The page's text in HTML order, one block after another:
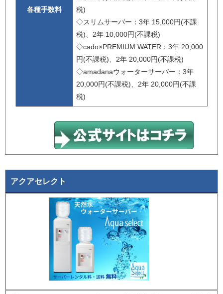
各種手数料
税)
◇スリムサーバー：3年 15,000円(不課
税)、2年 10,000円(不課税)
◇cado×PREMIUM WATER：3年 20,000
円(不課税)、2年 20,000円(不課税)
◇amadanaウォーターサーバー：3年
20,000円(不課税)、2年 20,000円(不課
税)
アクアセレクト